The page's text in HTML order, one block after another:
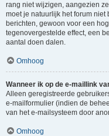
rang niet wijzigen, aangezien
moet je natuurlijk het forum niet
berichten, gewoon voor een
tegenovergestelde effect, een
aantal doen dalen.
Omhoog
Wanneer ik op de e-maillink
Alleen geregistreerde
e-mailformulier (indien de
van het e-mailsysteem door
Omhoog